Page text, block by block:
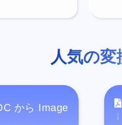
人気の変
から Image